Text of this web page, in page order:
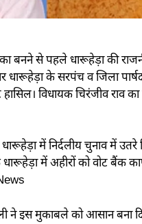
बनने से पहले धारूहेड़ा की
धारूहेड़ा के सरपंच व जिला
विधायक चिरंजीव राव का
धारूहेड़ा में निर्दलीय चुनाव में
में अहीरों को वोट बैंक
ने इस मुकाबले को आसान बना